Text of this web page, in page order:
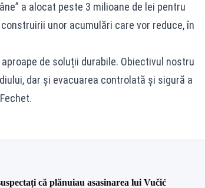
a alocat peste 3 milioane de lei pentru
unor acumulări care vor reduce, în
de soluții durabile. Obiectivul nostru
dar și evacuarea controlată și sigură a
că plănuiau asasinarea lui Vučić